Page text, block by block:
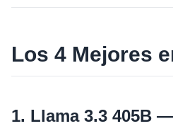
Los 4 Mejores
1. Llama 3.3 405B